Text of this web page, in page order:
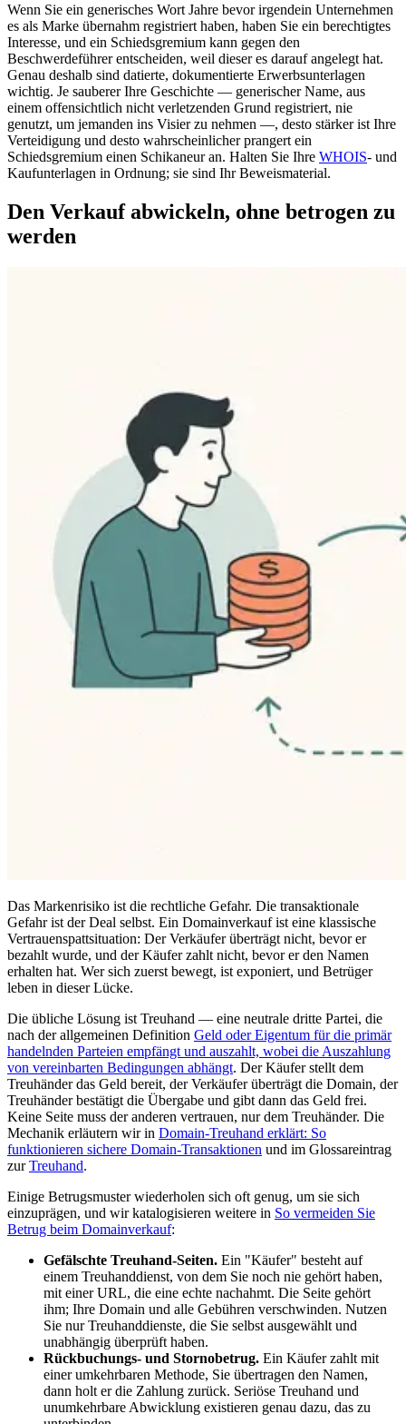
Wenn Sie ein generisches Wort Jahre bevor irgendein Unternehmen
es als Marke übernahm registriert haben, haben Sie ein berechtigtes
Interesse, und ein Schiedsgremium kann gegen den
Beschwerdeführer entscheiden, weil dieser es darauf angelegt hat.
Genau deshalb sind datierte, dokumentierte Erwerbsunterlagen
wichtig. Je sauberer Ihre Geschichte — generischer Name, aus
einem offensichtlich nicht verletzenden Grund registriert, nie
genutzt, um jemanden ins Visier zu nehmen —, desto stärker ist Ihre
Verteidigung und desto wahrscheinlicher prangert ein
Schiedsgremium einen Schikaneur an. Halten Sie Ihre WHOIS- und
Kaufunterlagen in Ordnung; sie sind Ihr Beweismaterial.
Den Verkauf abwickeln, ohne betrogen zu
werden
Das Markenrisiko ist die rechtliche Gefahr. Die transaktionale
Gefahr ist der Deal selbst. Ein Domainverkauf ist eine klassische
Vertrauenspattsituation: Der Verkäufer überträgt nicht, bevor er
bezahlt wurde, und der Käufer zahlt nicht, bevor er den Namen
erhalten hat. Wer sich zuerst bewegt, ist exponiert, und Betrüger
leben in dieser Lücke.
Die übliche Lösung ist Treuhand — eine neutrale dritte Partei, die
nach der allgemeinen Definition Geld oder Eigentum für die primär
handelnden Parteien empfängt und auszahlt, wobei die Auszahlung
von vereinbarten Bedingungen abhängt. Der Käufer stellt dem
Treuhänder das Geld bereit, der Verkäufer überträgt die Domain, der
Treuhänder bestätigt die Übergabe und gibt dann das Geld frei.
Keine Seite muss der anderen vertrauen, nur dem Treuhänder. Die
Mechanik erläutern wir in Domain-Treuhand erklärt: So
funktionieren sichere Domain-Transaktionen und im Glossareintrag
zurTreuhand.
Einige Betrugsmuster wiederholen sich oft genug, um sie sich
einzuprägen, und wir katalogisieren weitere in So vermeiden Sie
Betrug beim Domainverkauf:
Gefälschte Treuhand-Seiten. Ein "Käufer" besteht auf
einem Treuhanddienst, von dem Sie noch nie gehört haben,
mit einer URL, die eine echte nachahmt. Die Seite gehört
ihm; Ihre Domain und alle Gebühren verschwinden. Nutzen
Sie nur Treuhanddienste, die Sie selbst ausgewählt und
unabhängig überprüft haben.
Rückbuchungs- und Stornobetrug. Ein Käufer zahlt mit
einer umkehrbaren Methode, Sie übertragen den Namen,
dann holt er die Zahlung zurück. Seriöse Treuhand und
unumkehrbare Abwicklung existieren genau dazu, das zu